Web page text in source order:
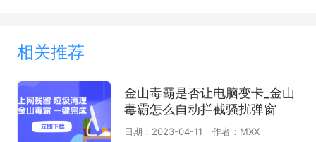
相关推荐
金山毒霸是否让电脑变卡_金山
毒霸怎么自动拦截骚扰弹窗
日期：2023-04-11 作者：MXX